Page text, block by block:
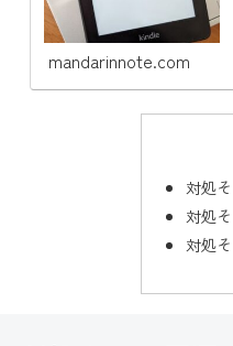
mandarinnote.com
対処
対処
対処